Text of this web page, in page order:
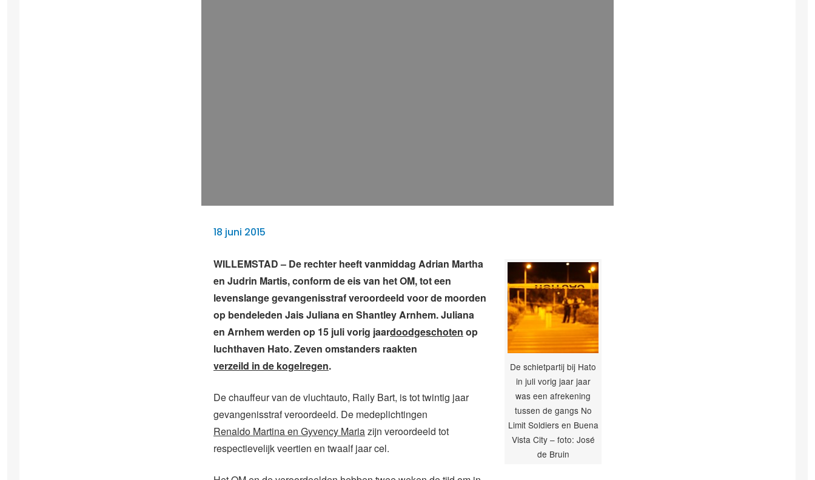
18 juni 2015
De schietpartij bij Hato
in juli vorig jaar jaar
was een afrekening
tussen de gangs No
Limit Soldiers en Buena
Vista City – foto: José
de Bruin
WILLEMSTAD – De rechter heeft vanmiddag Adrian Martha
en Judrin Martis, conform de eis van het OM, tot een
levenslange gevangenisstraf veroordeeld voor de moorden
op bendeleden Jais Juliana en Shantley Arnhem. Juliana
en Arnhem werden op 15 juli vorig jaardoodgeschoten op
luchthaven Hato. Zeven omstanders raakten
verzeild in de kogelregen.
De chauffeur van de vluchtauto, Raily Bart, is tot twintig jaar
gevangenisstraf veroordeeld. De medeplichtingen
Renaldo Martina en Gyvency Mariazijn veroordeeld tot
respectievelijk veertien en twaalf jaar cel.